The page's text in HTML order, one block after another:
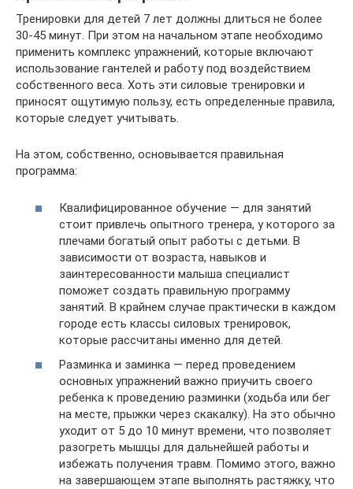
Тренировки для детей 7 лет должны длиться не более
30-45 минут. При этом на начальном этапе необходимо
применить комплекс упражнений, которые включают
использование гантелей и работу под воздействием
собственного веса. Хоть эти силовые тренировки и
приносят ощутимую пользу, есть определенные правила,
которые следует учитывать.
На этом, собственно, основывается правильная
программа:
Квалифицированное обучение — для занятий
стоит привлечь опытного тренера, у которого за
плечами богатый опыт работы с детьми. В
зависимости от возраста, навыков и
заинтересованности малыша специалист
поможет создать правильную программу
занятий. В крайнем случае практически в каждом
городе есть классы силовых тренировок,
которые рассчитаны именно для детей.
Разминка и заминка — перед проведением
основных упражнений важно приучить своего
ребенка к проведению разминки (ходьба или бег
на месте, прыжки через скакалку). На это обычно
уходит от 5 до 10 минут времени, что позволяет
разогреть мышцы для дальнейшей работы и
избежать получения травм. Помимо этого, важно
на завершающем этапе выполнять растяжку, что